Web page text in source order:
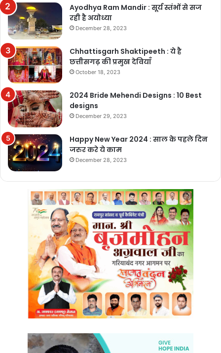
Ayodhya Ram Mandir : सूर्य स्तंभों से सज
रही है अयोध्या
December 28, 2023
Chhattisgarh Shaktipeeth : ये है
छत्तीसगढ़ की प्रमुख देवियाँ
October 18, 2023
2024 Bride Mehendi Designs : 10 Best
designs
December 29, 2023
Happy New Year 2024 : साल के पहले दिन
जरुर करे ये काम
December 28, 2023